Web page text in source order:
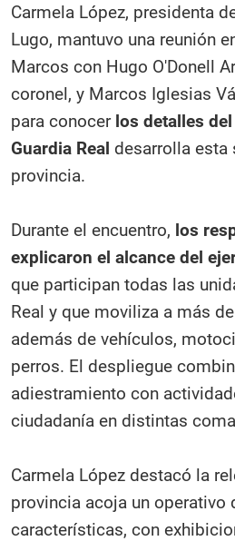
Carmela López, presidenta
Lugo, mantuvo una reunión
Marcos con Hugo O'Donell
coronel, y Marcos Iglesias
para conocerlos detalles
Guardia Real desarrolla esta
provincia.
Durante el encuentro, los
explicaron el alcance del
que participan todas las
Real y que moviliza a más
además de vehículos,
perros. El despliegue
adiestramiento con
ciudadanía en distintas
Carmela López destacó la
provincia acoja un operativo
características, con